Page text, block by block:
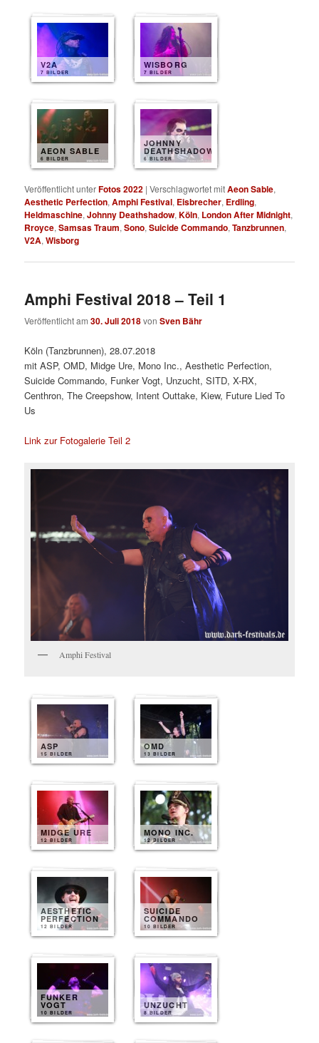
V2A
7 BILDER
WISBORG
7 BILDER
AEON SABLE
6 BILDER
JOHNNY
DEATHSHADOW
6 BILDER
Veröffentlicht unterFotos 2022 |Verschlagwortet mitAeon Sable,
Aesthetic Perfection,Amphi Festival, Eisbrecher, Erdling,
Heldmaschine,Johnny Deathshadow,Köln, London After Midnight,
Rroyce,Samsas Traum,Sono,Suicide Commando,Tanzbrunnen,
V2A,Wisborg
Amphi Festival 2018 – Teil 1
Veröffentlicht am30. Juli 2018vonSven Bähr
Köln (Tanzbrunnen), 28.07.2018
mit ASP, OMD, Midge Ure, Mono Inc., Aesthetic Perfection,
Suicide Commando, Funker Vogt, Unzucht, SITD, X-RX,
Centhron, The Creepshow, Intent Outtake, Kiew, Future Lied To
Us
Link zur Fotogalerie Teil 2
Amphi Festival
ASP
15 BILDER
OMD
13 BILDER
MIDGE URE
12 BILDER
MONO INC.
12 BILDER
AESTHETIC
PERFECTION
12 BILDER
SUICIDE
COMMANDO
10 BILDER
FUNKER
VOGT
10 BILDER
UNZUCHT
8 BILDER